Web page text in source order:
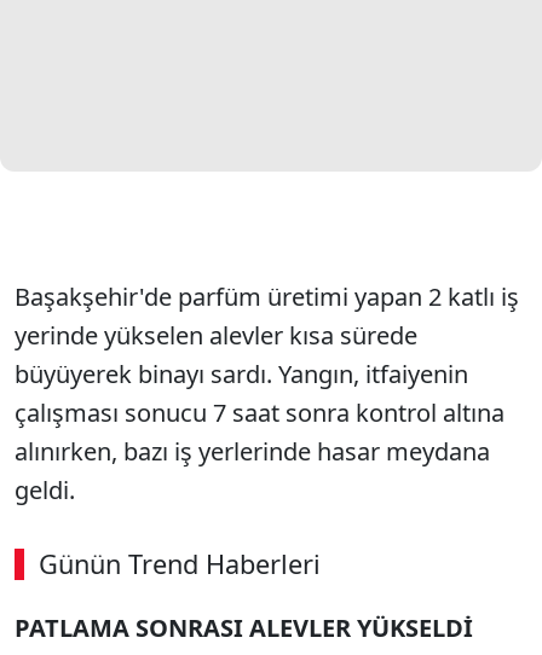
Başakşehir'de parfüm üretimi yapan 2 katlı iş
yerinde yükselen alevler kısa sürede
büyüyerek binayı sardı. Yangın, itfaiyenin
çalışması sonucu 7 saat sonra kontrol altına
alınırken, bazı iş yerlerinde hasar meydana
geldi.
Günün Trend Haberleri
PATLAMA SONRASI ALEVLER YÜKSELDİ